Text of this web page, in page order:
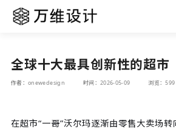
全球十大最具创新性的超市
作者：onewedesign 时间：2026-05-09 浏览：599
在超市“一哥”沃尔玛逐渐由零售大卖场